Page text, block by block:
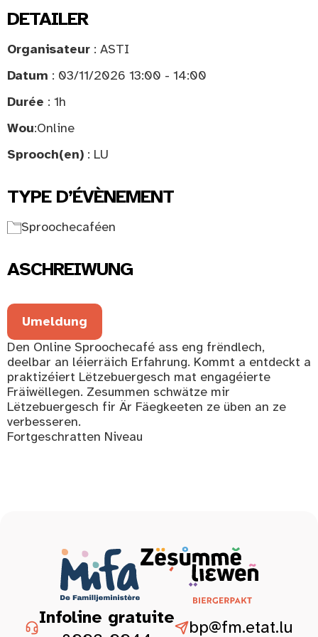
DETAILER
Organisateur : ASTI
Datum : 03/11/2026 13:00 - 14:00
Durée : 1h
Wou:Online
Sprooch(en) : LU
TYPE D’ÉVÈNEMENT
Sproochecaféen
ASCHREIWUNG
Umeldung
Den Online Sproochecafé ass eng frëndlech,
deelbar an léierräich Erfahrung. Kommt a entdeckt a
praktizéiert Lëtzebuergesch mat engagéierte
Fräiwëllegen. Zesummen schwätze mir
Lëtzebuergesch fir Är Fäegkeeten ze üben an ze
verbesseren.
Fortgeschratten Niveau
Infoline gratuite
bp@fm.etat.lu